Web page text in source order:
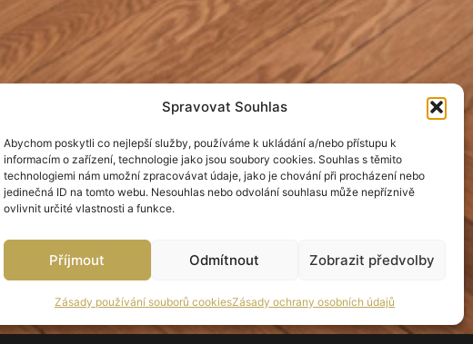
Spravovat Souhlas
Abychom poskytli co nejlepší služby, používáme k ukládání a/nebo přístupu k
informacím o zařízení, technologie jako jsou soubory cookies. Souhlas s těmito
technologiemi nám umožní zpracovávat údaje, jako je chování při procházení nebo
jedinečná ID na tomto webu. Nesouhlas nebo odvolání souhlasu může nepříznivě
ovlivnit určité vlastnosti a funkce.
Příjmout Odmítnout Zobrazit předvolby
Zásady používání souborů cookiesZásady ochrany osobních údajů